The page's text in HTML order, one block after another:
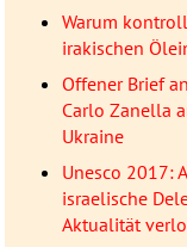
Warum
irakischen
Offener Brief
Carlo Zanella
Ukraine
Unesco 2017:
israelische
Aktualität